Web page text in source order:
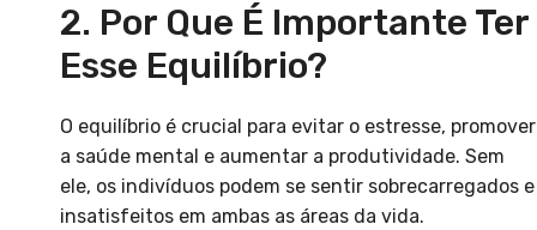
2. Por Que É Importante Ter
Esse Equilíbrio?
O equilíbrio é crucial para evitar o estresse, promover
a saúde mental e aumentar a produtividade. Sem
ele, os indivíduos podem se sentir sobrecarregados e
insatisfeitos em ambas as áreas da vida.